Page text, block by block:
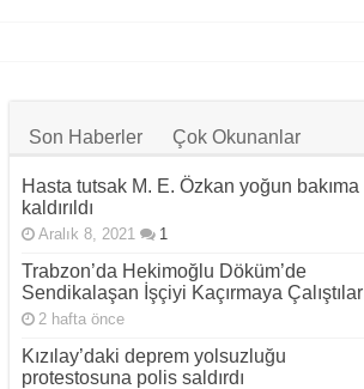
Son Haberler Çok Okunanlar
Hasta tutsak M. E. Özkan yoğun bakıma
kaldırıldı
Aralık 8, 2021 1
Trabzon’da Hekimoğlu Döküm’de
Sendikalaşan İşçiyi Kaçırmaya Çalıştılar
2 hafta önce
Kızılay’daki deprem yolsuzluğu
protestosuna polis saldırdı